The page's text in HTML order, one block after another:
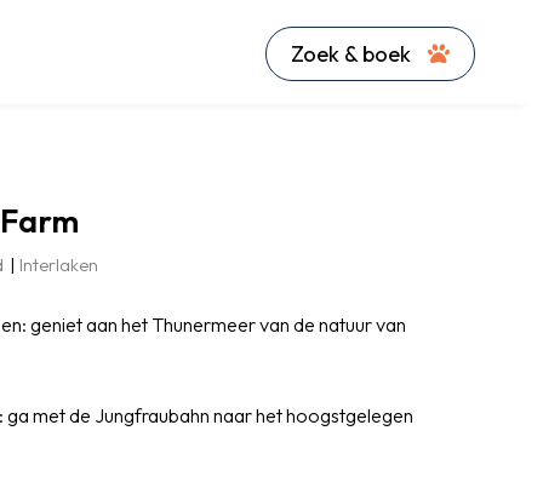
Zoek & boek
Interlaken
geniet aan het Thunermeer van de natuur van
met de Jungfraubahn naar het hoogstgelegen